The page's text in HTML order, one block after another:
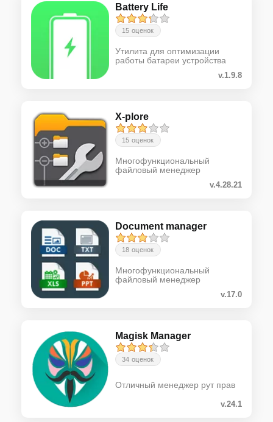
Battery Life
15 оценок
Утилита для оптимизации
работы батареи устройства
v.1.9.8
X-plore
15 оценок
Многофункциональный
файловый менеджер
v.4.28.21
Document manager
18 оценок
Многофункциональный
файловый менеджер
v.17.0
Magisk Manager
34 оценок
Отличный менеджер рут прав
v.24.1